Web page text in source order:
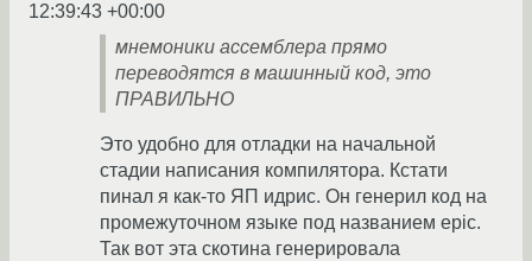
12:39:43 +00:00
мнемоники ассемблера прямо
переводятся в машинный код, это
ПРАВИЛЬНО
Это удобно для отладки на начальной
стадии написания компилятора. Кстати
пинал я как-то ЯП идрис. Он генерил код на
промежуточном языке под названием epic.
Так вот эта скотина генерировала